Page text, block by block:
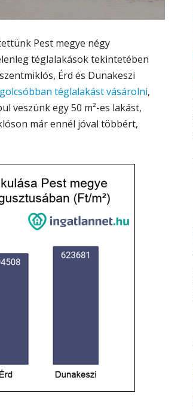
Pest megye négy
téglalakások tekintetében
Érd és Dunakeszi
téglalakástvásárolni,
veszünk egy 50 m²-es lakást,
már ennél jóval többért,